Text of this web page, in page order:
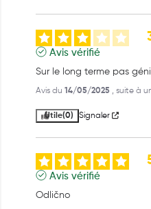
Avis vérifié
Sur le long terme pas
Avis du 14/05/2025 , suite à
Utile(0) Signaler
Avis vérifié
Odlično